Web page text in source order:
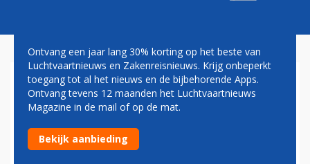
DAVID VAN VLIET:
HORRORLANDING
Ontvang een jaar lang 30% korting op het beste van
Luchtvaartnieuws en Zakenreisnieuws. Krijg onbeperkt
toegang tot al het nieuws en de bijbehorende Apps.
Ontvang tevens 12 maanden het Luchtvaartnieuws
Magazine in de mail of op de mat.
Bekijk aanbieding